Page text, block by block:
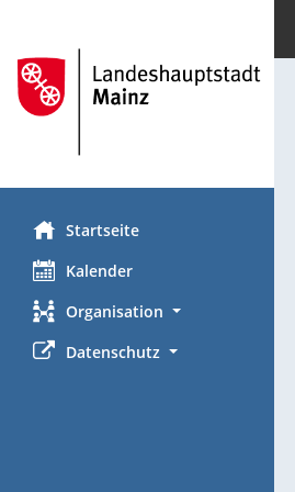
Startseite
Kalender
Organisation
Datenschutz